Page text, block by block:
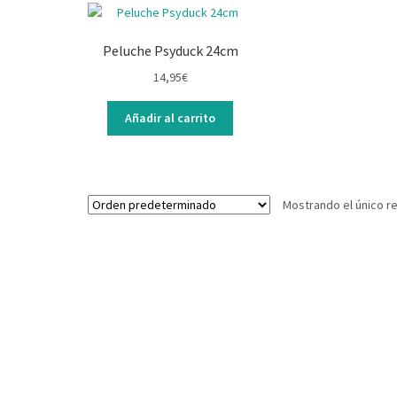
Peluche Psyduck 24cm
14,95€
Añadir al carrito
Mostrando el único